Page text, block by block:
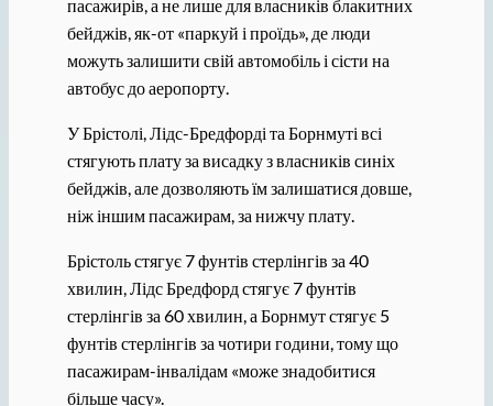
пасажирів, а не лише для власників блакитних
бейджів, як-от «паркуй і проїдь», де люди
можуть залишити свій автомобіль і сісти на
автобус до аеропорту.
У Брістолі, Лідс-Бредфорді та Борнмуті всі
стягують плату за висадку з власників синіх
бейджів, але дозволяють їм залишатися довше,
ніж іншим пасажирам, за нижчу плату.
Брістоль стягує 7 фунтів стерлінгів за 40
хвилин, Лідс Бредфорд стягує 7 фунтів
стерлінгів за 60 хвилин, а Борнмут стягує 5
фунтів стерлінгів за чотири години, тому що
пасажирам-інвалідам «може знадобитися
більше часу».